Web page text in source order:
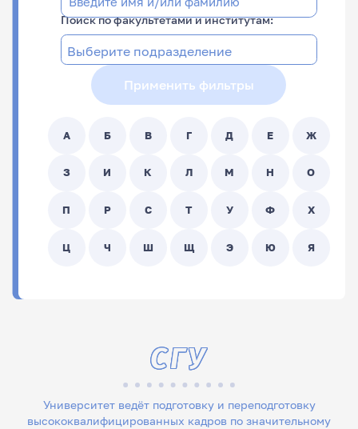
Поиск по факультетами и институтам:
Применить фильтры
А Б В Г Д Е Ж
З И К Л М Н О
П Р С Т У Ф Х
Ц Ч Ш Щ Э Ю Я
Университет ведёт подготовку и переподготовку
высококвалифицированных кадров по значительному
СГУ